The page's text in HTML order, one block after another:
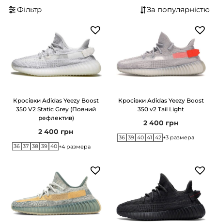
Фільтр
Кросівки Adidas Yeezy Boost
350 V2 Static Grey (Повний
рефлектив)
2 400 грн
36 37 38 39 40 +4 размера
Кросівки Adidas Yeezy Boost
350 v2 Tail Light
2 400 грн
36 39 40 41 42 +3 размера